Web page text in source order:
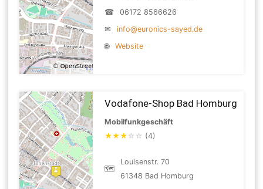
☎
06172 8566626
✉
info@euronics-sayed.de
🌐
Website
Vodafone-Shop Bad Homburg
Mobilfunkgeschäft
★★★ ☆ ☆ (4)
🗺
Louisenstr. 70
61348 Bad Homburg